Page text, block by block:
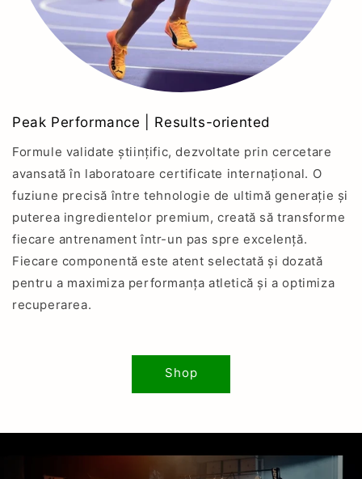
Peak Performance | Results-oriented
Formule validate științific, dezvoltate prin cercetare
avansată în laboratoare certificate internațional. O
fuziune precisă între tehnologie de ultimă generație și
puterea ingredientelor premium, creată să transforme
fiecare antrenament într-un pas spre excelență.
Fiecare componentă este atent selectată și dozată
pentru a maximiza performanța atletică și a optimiza
recuperarea.
Shop